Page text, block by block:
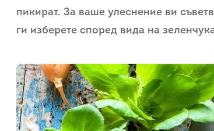
пикират. За ваше улеснение ви
ги изберете според вида на